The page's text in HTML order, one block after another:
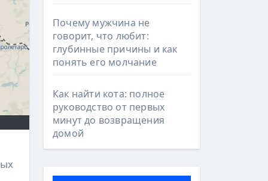
Почему мужчина не
говорит, что любит:
глубинные причины и как
понять его молчание
Как найти кота: полное
руководство от первых
минут до возвращения
домой